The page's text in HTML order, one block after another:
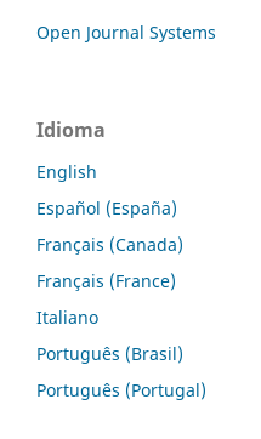
Open Journal Systems
Idioma
English
Español (España)
Français (Canada)
Français (France)
Italiano
Português (Brasil)
Português (Portugal)